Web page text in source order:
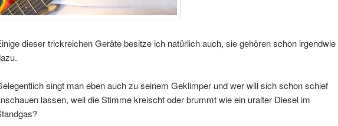
dieser trickreichen Geräte besitze ich natürlich auch, sie gehören schon irgendwie
singt man eben auch zu seinem Geklimper und wer will sich schon schief
lassen, weil die Stimme kreischt oder brummt wie ein uralter Diesel im